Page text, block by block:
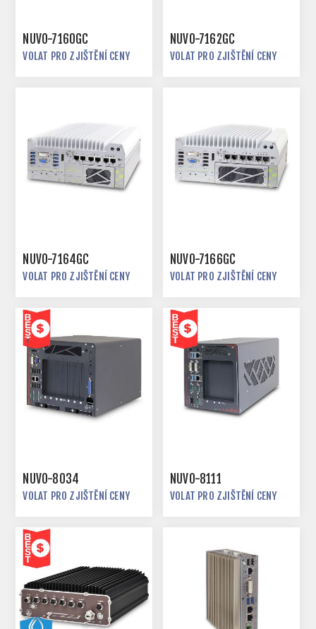
NUVO-7160GC
VOLAT PRO ZJIŠTĚNÍ CENY
NUVO-7162GC
VOLAT PRO ZJIŠTĚNÍ CENY
NUVO-7164GC
VOLAT PRO ZJIŠTĚNÍ CENY
NUVO-7166GC
VOLAT PRO ZJIŠTĚNÍ CENY
NUVO-8034
VOLAT PRO ZJIŠTĚNÍ CENY
NUVO-8111
VOLAT PRO ZJIŠTĚNÍ CENY